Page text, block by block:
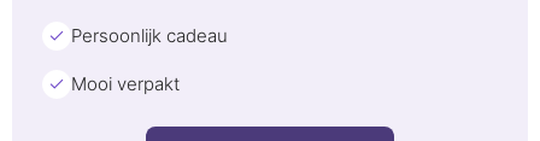
Persoonlijk cadeau
Mooi verpakt